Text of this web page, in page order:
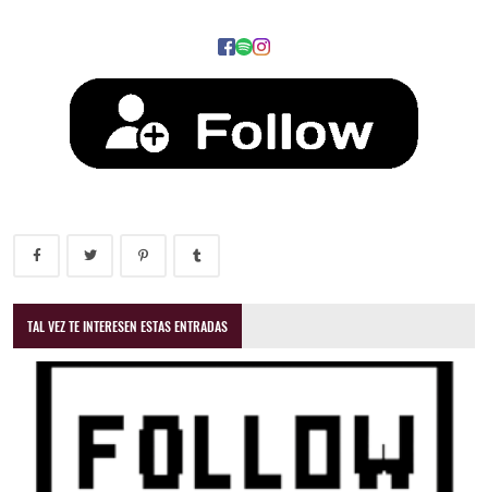
TAL VEZ TE INTERESEN ESTAS ENTRADAS